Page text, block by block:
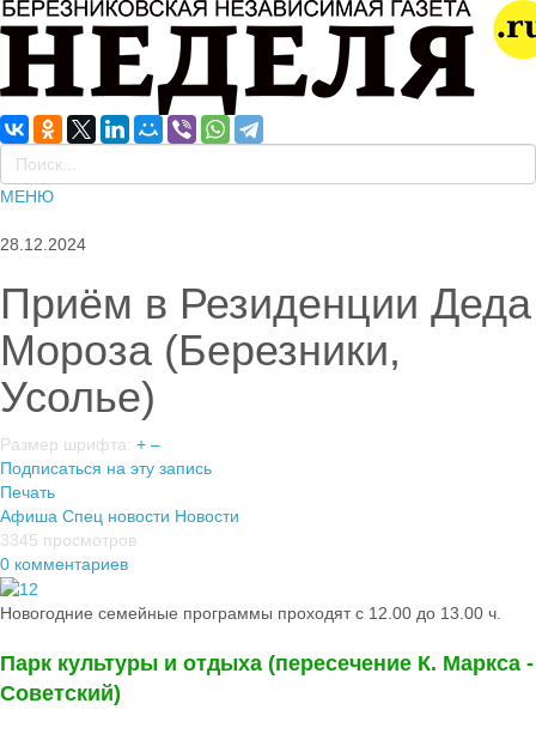
МЕНЮ
28.12.2024
Приём в Резиденции Деда
Мороза (Березники,
Усолье)
Размер шрифта: + –
Подписаться на эту запись
Печать
Афиша Спец новости Новости
3345 просмотров
0 комментариев
Новогодние семейные программы проходят с 12.00 до 13.00 ч.
Парк культуры и отдыха (пересечение К. Маркса -
Советский)